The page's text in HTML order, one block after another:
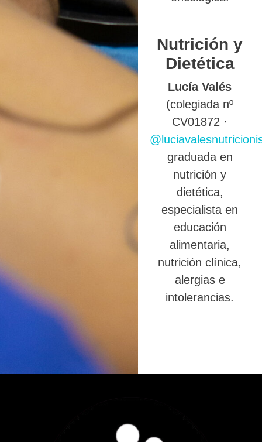
Nutrición y
Dietética
Lucía Valés
(colegiada nº
CV01872 ·
graduada en
nutrición y
dietética,
especialista en
educación
alimentaria,
nutrición clínica,
alergias e
intolerancias.